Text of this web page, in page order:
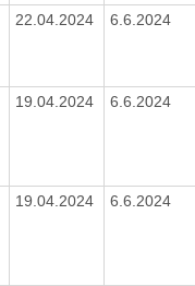
22.04.2024 6.6.2024
19.04.2024 6.6.2024
19.04.2024 6.6.2024